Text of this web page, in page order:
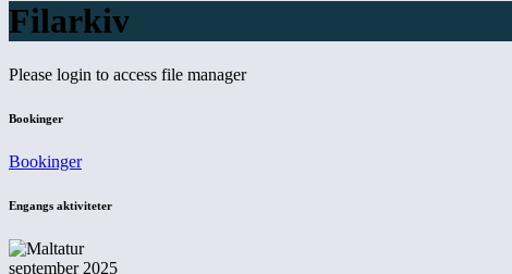
Filarkiv
Please login to access file manager
Bookinger
Bookinger
Engangs aktiviteter